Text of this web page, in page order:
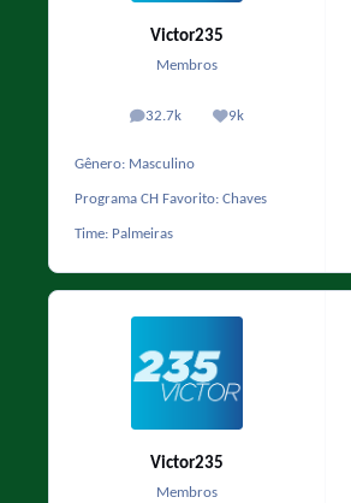
Victor235
Membros
32.7k
posts 9k
Reputação
Gênero: Masculino
Programa CH Favorito: Chaves
Time: Palmeiras
Victor235
Membros